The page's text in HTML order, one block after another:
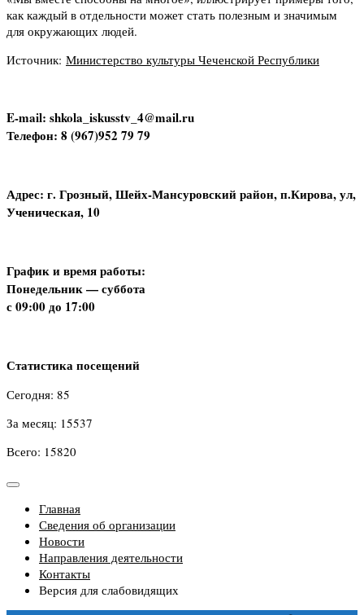
как каждый в отдельности может стать полезным и значимым
для окружающих людей.
Источник: Министерство культуры Чеченской Республики
E-mail: shkola_iskusstv_4@mail.ru
Телефон: 8 (967)952 79 79
Адрес: г. Грозный, Шейх-Мансуровский район, п.Кирова, ул,
Ученическая, 10
График и время работы:
Понедельник — суббота
с 09:00 до 17:00
Статистика посещений
Сегодня: 85
За месяц: 15537
Всего: 15820
Главная
Сведения об организации
Новости
Направления деятельности
Контакты
Версия для слабовидящих